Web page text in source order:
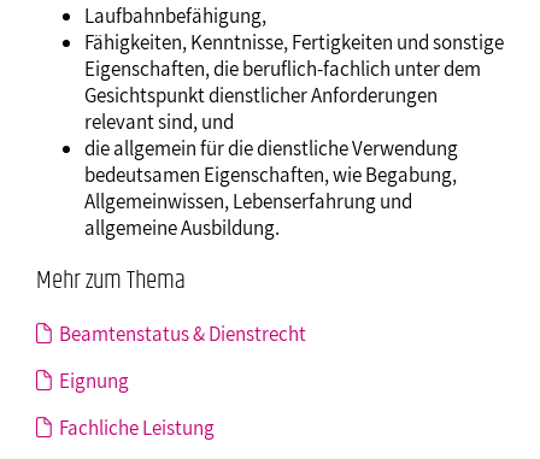
Laufbahnbefähigung,
Fähigkeiten, Kenntnisse, Fertigkeiten und sonstige
Eigenschaften, die beruflich-fachlich unter dem
Gesichtspunkt dienstlicher Anforderungen
relevant sind, und
die allgemein für die dienstliche Verwendung
bedeutsamen Eigenschaften, wie Begabung,
Allgemeinwissen, Lebenserfahrung und
allgemeine Ausbildung.
Mehr zum Thema
Beamtenstatus & Dienstrecht
Eignung
Fachliche Leistung